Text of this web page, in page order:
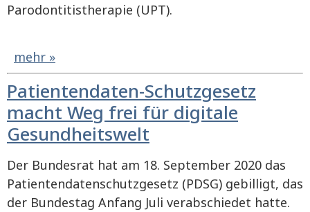
Parodontitistherapie (UPT).
mehr »
Patientendaten-Schutzgesetz
macht Weg frei für digitale
Gesundheitswelt
Der Bundesrat hat am 18. September 2020 das
Patientendatenschutzgesetz (PDSG) gebilligt, das
der Bundestag Anfang Juli verabschiedet hatte.